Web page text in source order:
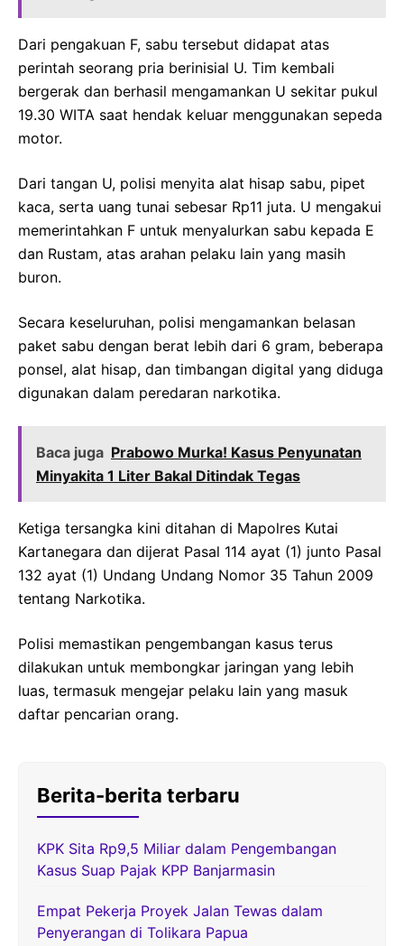
Dari pengakuan F, sabu tersebut didapat atas
perintah seorang pria berinisial U. Tim kembali
bergerak dan berhasil mengamankan U sekitar pukul
19.30 WITA saat hendak keluar menggunakan sepeda
motor.
Dari tangan U, polisi menyita alat hisap sabu, pipet
kaca, serta uang tunai sebesar Rp11 juta. U mengakui
memerintahkan F untuk menyalurkan sabu kepada E
dan Rustam, atas arahan pelaku lain yang masih
buron.
Secara keseluruhan, polisi mengamankan belasan
paket sabu dengan berat lebih dari 6 gram, beberapa
ponsel, alat hisap, dan timbangan digital yang diduga
digunakan dalam peredaran narkotika.
Baca juga Prabowo Murka! Kasus Penyunatan
Minyakita 1 Liter Bakal Ditindak Tegas
Ketiga tersangka kini ditahan di Mapolres Kutai
Kartanegara dan dijerat Pasal 114 ayat (1) junto Pasal
132 ayat (1) Undang Undang Nomor 35 Tahun 2009
tentang Narkotika.
Polisi memastikan pengembangan kasus terus
dilakukan untuk membongkar jaringan yang lebih
luas, termasuk mengejar pelaku lain yang masuk
daftar pencarian orang.
Berita-berita terbaru
KPK Sita Rp9,5 Miliar dalam Pengembangan
Kasus Suap Pajak KPP Banjarmasin
Empat Pekerja Proyek Jalan Tewas dalam
Penyerangan di Tolikara Papua